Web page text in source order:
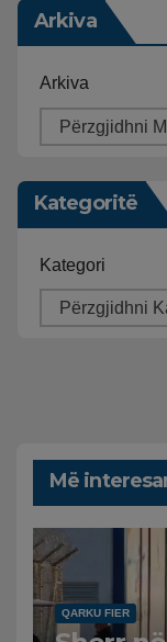
Arkiva
Arkiva
Kategoritë
Kategori
Më
QARKU FIER